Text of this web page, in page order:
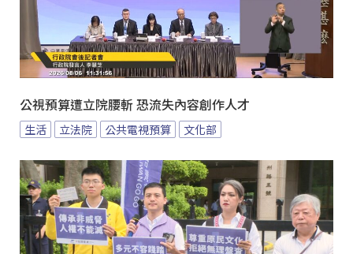
公視預算遭立院腰斬 恐流失內容創作人才
生活 立法院 公共電視預算 文化部